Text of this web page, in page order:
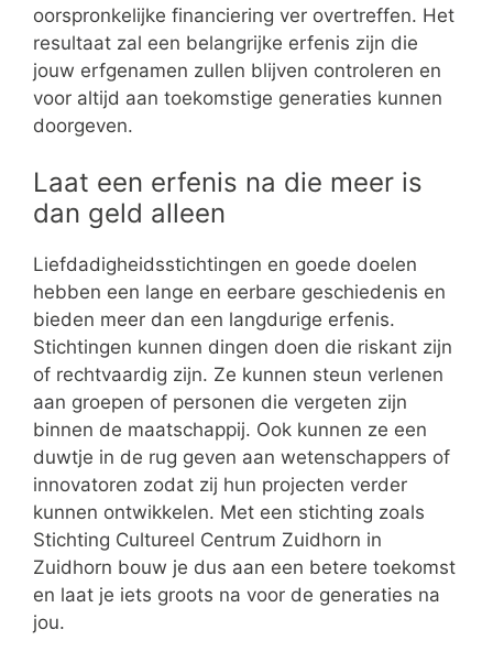
oorspronkelijke financiering ver overtreffen. Het
resultaat zal een belangrijke erfenis zijn die
jouw erfgenamen zullen blijven controleren en
voor altijd aan toekomstige generaties kunnen
doorgeven.
Laat een erfenis na die meer is
dan geld alleen
Liefdadigheidsstichtingen en goede doelen
hebben een lange en eerbare geschiedenis en
bieden meer dan een langdurige erfenis.
Stichtingen kunnen dingen doen die riskant zijn
of rechtvaardig zijn. Ze kunnen steun verlenen
aan groepen of personen die vergeten zijn
binnen de maatschappij. Ook kunnen ze een
duwtje in de rug geven aan wetenschappers of
innovatoren zodat zij hun projecten verder
kunnen ontwikkelen. Met een stichting zoals
Stichting Cultureel Centrum Zuidhorn in
Zuidhorn bouw je dus aan een betere toekomst
en laat je iets groots na voor de generaties na
jou.